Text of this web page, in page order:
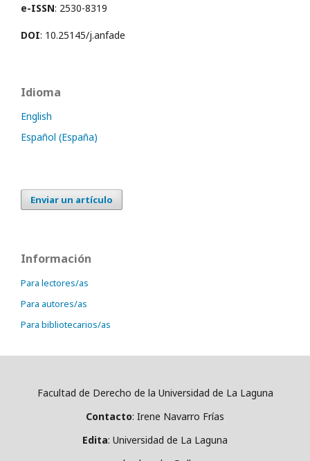
e-ISSN: 2530-8319
DOI: 10.25145/j.anfade
Idioma
English
Español (España)
Enviar un artículo
Información
Para lectores/as
Para autores/as
Para bibliotecarios/as
Facultad de Derecho de la Universidad de La Laguna
Contacto: Irene Navarro Frías
Edita: Universidad de La Laguna